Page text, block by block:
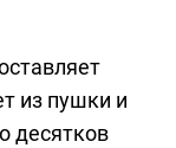
из пушки и
десятков